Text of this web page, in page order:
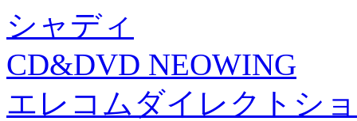
シャディ
CD&DVD NEOWING
エレコムダイレクトシ